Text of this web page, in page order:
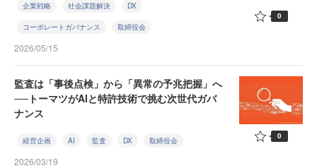
企業戦略 社会課題解決 DX
コーポレートガバナンス 取締役会
2026/05/15
0
監査は「事後点検」から「異常の予兆把握」へ
──トーマツがAIと特許技術で挑む次世代ガバ
ナンス
経営企画 AI 監査 DX 取締役会
2026/03/19
0